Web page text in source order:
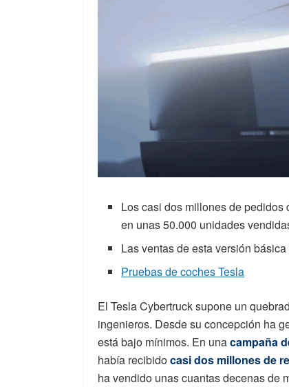
Los casi dos millones de pedidos
en unas 50.000 unidades
Las ventas de esta versión
Pruebas de coches Tesla
El Tesla Cybertruck supone un
ingenieros. Desde su concepción ha
está bajo mínimos. En unacampaña
había recibidocasi dos millones de
ha vendido unas cuantas decenas de